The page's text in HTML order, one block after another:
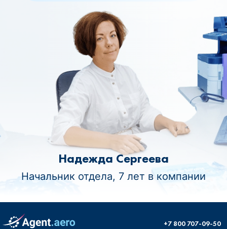
Надежда Сергеева
Начальник отдела, 7 лет в компании
+7 800 707-09-50